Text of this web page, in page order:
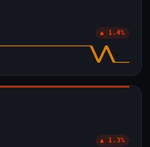
▲ 1.4%
▲ 1.3%